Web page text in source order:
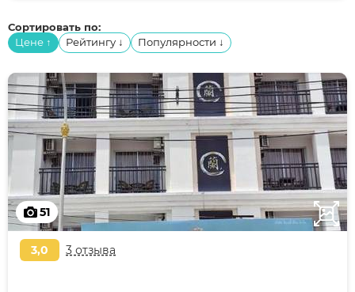
Сортировать по:
Цене ↑ Рейтингу ↓ Популярности ↓
51
3,0 3 отзыва